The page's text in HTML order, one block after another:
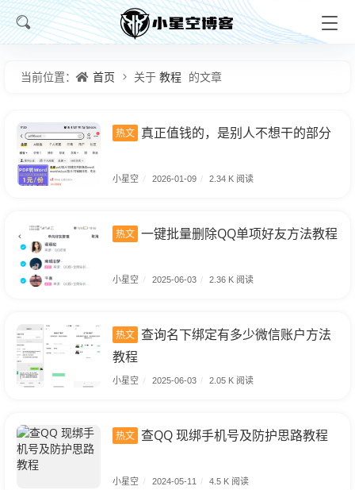
当前位置： 首页 关于 教程 的文章
热文 真正值钱的，是别人不想干的部分
小星空 / 2026-01-09 / 2.34 K 阅读
热文 一键批量删除QQ单项好友方法教程
小星空 / 2025-06-03 / 2.36 K 阅读
热文 查询名下绑定有多少微信账户方法
教程
小星空 / 2025-06-03 / 2.05 K 阅读
热文 查QQ 现绑手机号及防护思路教程
小星空 / 2024-05-11 / 4.5 K 阅读